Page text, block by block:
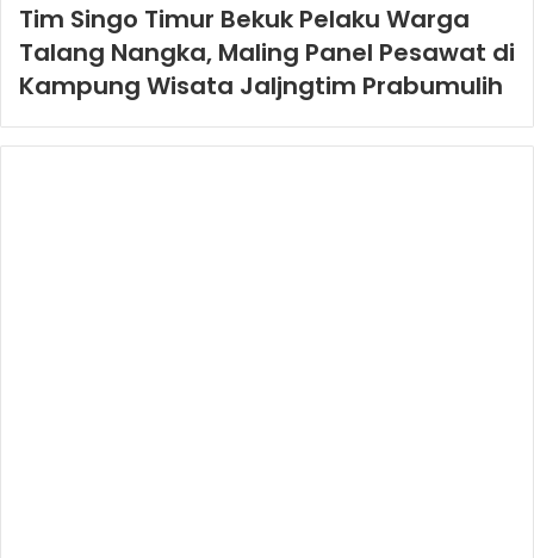
Tim Singo Timur Bekuk Pelaku Warga
Talang Nangka, Maling Panel Pesawat di
Kampung Wisata Jaljngtim Prabumulih